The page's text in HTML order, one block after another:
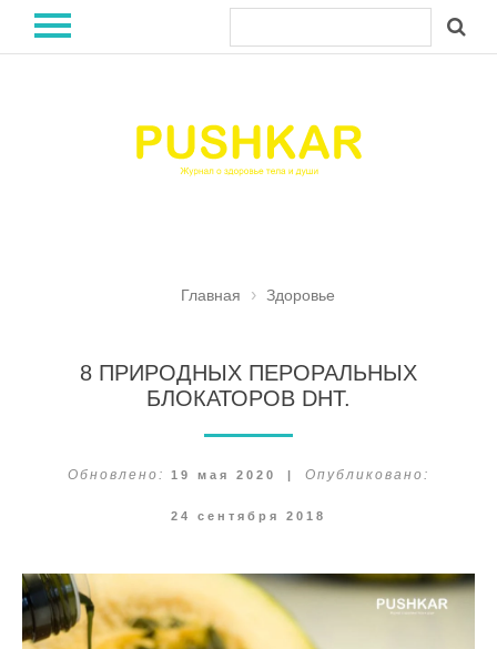
Главная Здоровье
8 ПРИРОДНЫХ ПЕРОРАЛЬНЫХ
БЛОКАТОРОВ DHT.
Обновлено: 19 мая 2020 | Опубликовано:
24 сентября 2018